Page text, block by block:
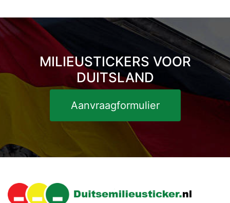
MILIEUSTICKERS VOOR
DUITSLAND
Aanvraagformulier